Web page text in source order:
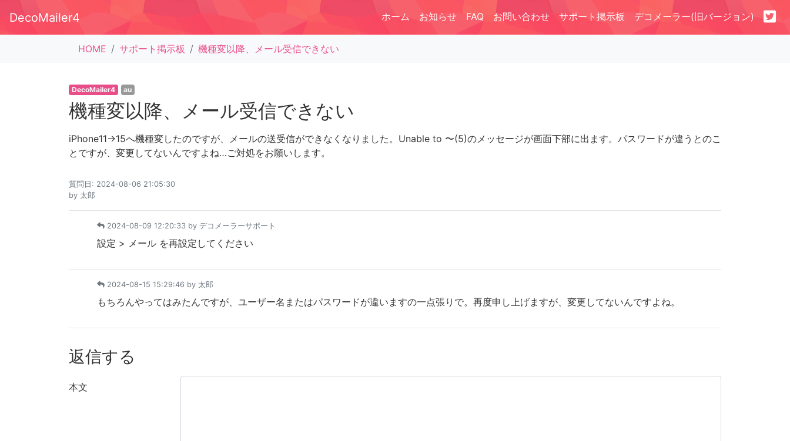
DecoMailer4 ホーム お知らせ FAQ お問い合わせ サポート掲示板 デコメーラー(旧バージョン)
HOME サポート掲示板 機種変以降、メール受信できない
DecoMailer4 au
機種変以降、メール受信できない
iPhone11→15へ機種変したのですが、メールの送受信ができなくなりました。Unable to 〜(5)のメッセージが画面下部に出ます。パスワードが違うとのこ
とですが、変更してないんですよね…ご対処をお願いします。
質問日: 2024-08-06 21:05:30
by 太郎
2024-08-09 12:20:33 by デコメーラーサポート
設定 > メール を再設定してください
2024-08-15 15:29:46 by 太郎
もちろんやってはみたんですが、ユーザー名またはパスワードが違いますの一点張りで。再度申し上げますが、変更してないんですよね。
返信する
本文